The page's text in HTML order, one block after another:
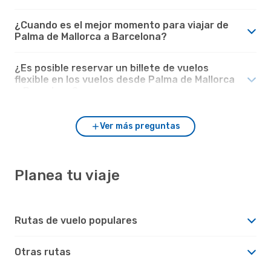
¿Cuando es el mejor momento para viajar de
Palma de Mallorca a Barcelona?
¿Es posible reservar un billete de vuelos
flexible en los vuelos desde Palma de Mallorca
Ver más preguntas
Planea tu viaje
Rutas de vuelo populares
Otras rutas